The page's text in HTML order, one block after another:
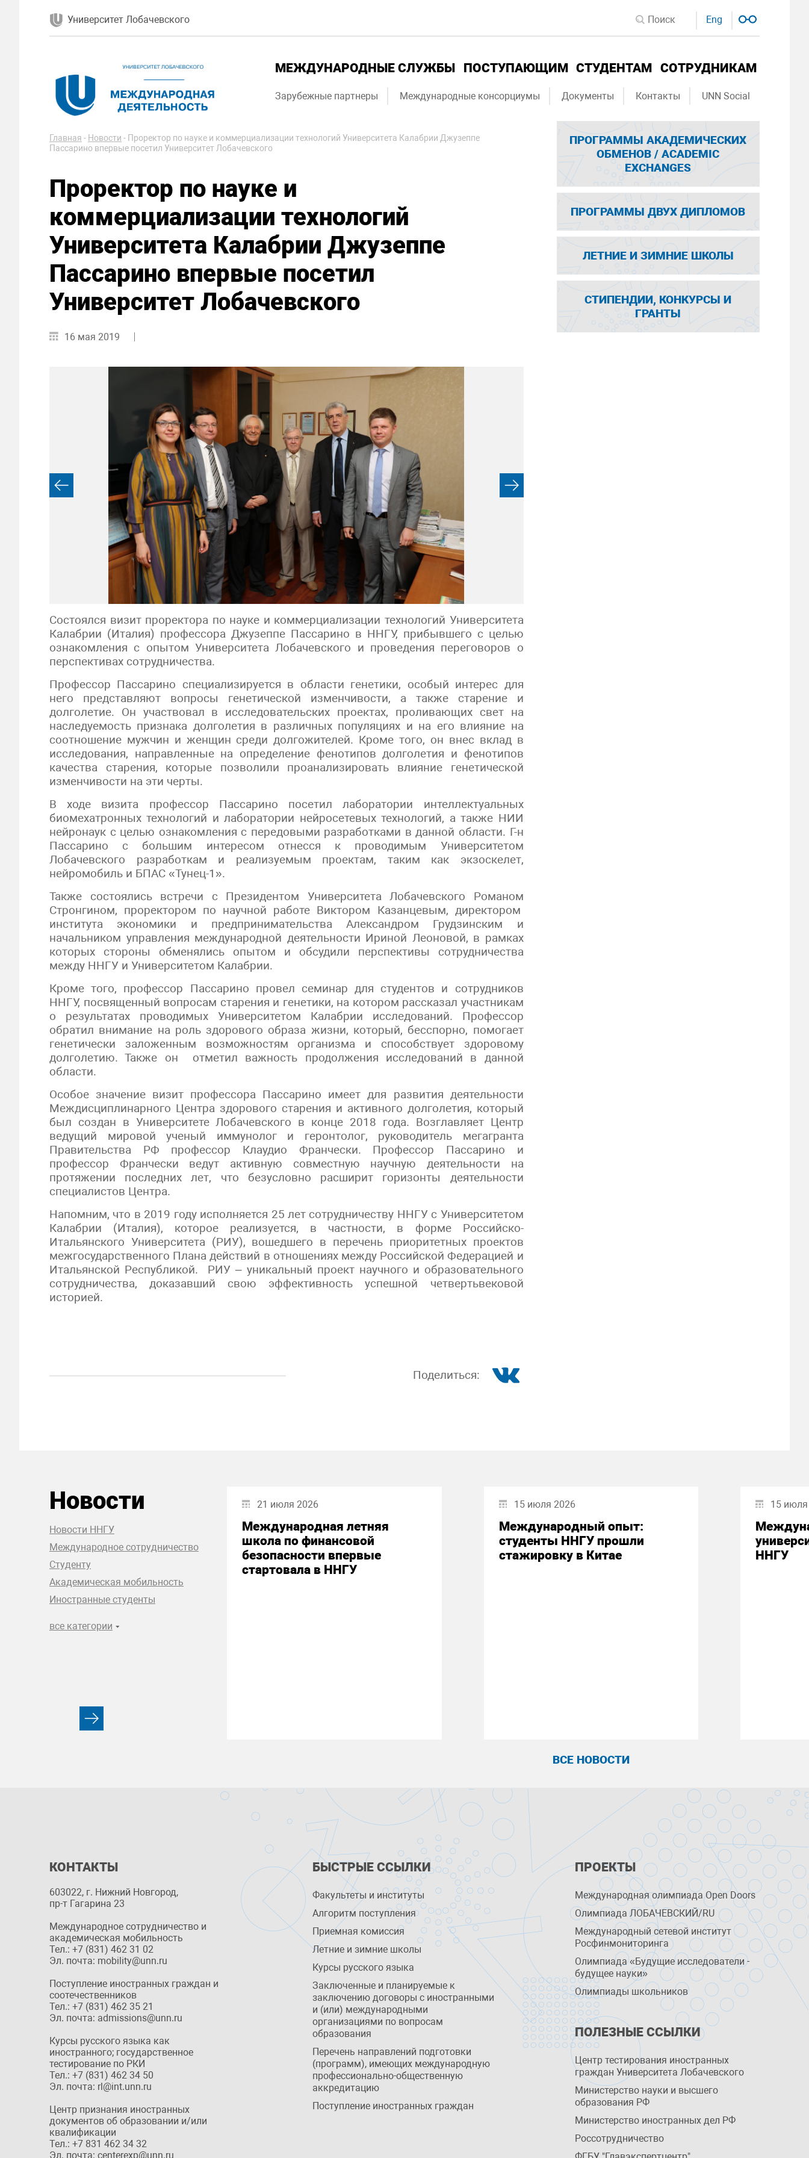
Университет Лобачевского Eng
МЕЖДУНАРОДНЫЕ СЛУЖБЫ ПОСТУПАЮЩИМ СТУДЕНТАМ СОТРУДНИКАМ
Зарубежные партнеры Международные консорциумы Документы Контакты UNN Social
Главная - Новости - Проректор по науке и коммерциализации технологий Университета Калабрии Джузеппе
Пассарино впервые посетил Университет Лобачевского
Проректор по науке и
коммерциализации технологий
Университета Калабрии Джузеппе
Пассарино впервые посетил
Университет Лобачевского
16 мая 2019
Состоялся визит проректора по науке и коммерциализации технологий Университета
Калабрии (Италия) профессора Джузеппе Пассарино в ННГУ, прибывшего с целью
ознакомления с опытом Университета Лобачевского и проведения переговоров о
перспективах сотрудничества.
Профессор Пассарино специализируется в области генетики, особый интерес для
него представляют вопросы генетической изменчивости, а также старение и
долголетие. Он участвовал в исследовательских проектах, проливающих свет на
наследуемость признака долголетия в различных популяциях и на его влияние на
соотношение мужчин и женщин среди долгожителей. Кроме того, он внес вклад в
исследования, направленные на определение фенотипов долголетия и фенотипов
качества старения, которые позволили проанализировать влияние генетической
изменчивости на эти черты.
В ходе визита профессор Пассарино посетил лаборатории интеллектуальных
биомехатронных технологий и лаборатории нейросетевых технологий, а также НИИ
нейронаук с целью ознакомления с передовыми разработками в данной области. Г-н
Пассарино с большим интересом отнесся к проводимым Университетом
Лобачевского разработкам и реализуемым проектам, таким как экзоскелет,
нейромобиль и БПАС «Тунец-1».
Также состоялись встречи с Президентом Университета Лобачевского Романом
Стронгином, проректором по научной работе Виктором Казанцевым, директором
института экономики и предпринимательства Александром Грудзинским и
начальником управления международной деятельности Ириной Леоновой, в рамках
которых стороны обменялись опытом и обсудили перспективы сотрудничества
между ННГУ и Университетом Калабрии.
Кроме того, профессор Пассарино провел семинар для студентов и сотрудников
ННГУ, посвященный вопросам старения и генетики, на котором рассказал участникам
о результатах проводимых Университетом Калабрии исследований. Профессор
обратил внимание на роль здорового образа жизни, который, бесспорно, помогает
генетически заложенным возможностям организма и способствует здоровому
долголетию. Также он отметил важность продолжения исследований в данной
области.
Особое значение визит профессора Пассарино имеет для развития деятельности
Междисциплинарного Центра здорового старения и активного долголетия, который
был создан в Университете Лобачевского в конце 2018 года. Возглавляет Центр
ведущий мировой ученый иммунолог и геронтолог, руководитель мегагранта
Правительства РФ профессор Клаудио Франчески. Профессор Пассарино и
профессор Франчески ведут активную совместную научную деятельности на
протяжении последних лет, что безусловно расширит горизонты деятельности
специалистов Центра.
Напомним, что в 2019 году исполняется 25 лет сотрудничеству ННГУ с Университетом
Калабрии (Италия), которое реализуется, в частности, в форме Российско-
Итальянского Университета (РИУ), вошедшего в перечень приоритетных проектов
межгосударственного Плана действий в отношениях между Российской Федерацией и
Итальянской Республикой. РИУ – уникальный проект научного и образовательного
сотрудничества, доказавший свою эффективность успешной четвертьвековой
историей.
Поделиться:
ПРОГРАММЫ АКАДЕМИЧЕСКИХ
ОБМЕНОВ / ACADEMIC
EXCHANGES
ПРОГРАММЫ ДВУХ ДИПЛОМОВ
ЛЕТНИЕ И ЗИМНИЕ ШКОЛЫ
СТИПЕНДИИ, КОНКУРСЫ И
ГРАНТЫ
Новости
Новости ННГУ
Международное сотрудничество
Студенту
Академическая мобильность
Иностранные студенты
все категории
21 июля 2026
Международная летняя
школа по финансовой
безопасности впервые
стартовала в ННГУ
15 июля 2026
Международный опыт:
студенты ННГУ прошли
стажировку в Китае
15
ННГУ
ВСЕ НОВОСТИ
КОНТАКТЫ
603022, г. Нижний Новгород,
пр-т Гагарина 23
Международное сотрудничество и
академическая мобильность
Тел.: +7 (831) 462 31 02
Эл. почта: mobility@unn.ru
Поступление иностранных граждан и
соотечественников
Тел.: +7 (831) 462 35 21
Эл. почта: admissions@unn.ru
Курсы русского языка как
иностранного; государственное
тестирование по РКИ
Тел.: +7 (831) 462 34 50
Эл. почта: rl@int.unn.ru
Центр признания иностранных
документов об образовании и/или
квалификации
Тел.: +7 831 462 34 32
Эл. почта: centerexp@unn.ru
БЫСТРЫЕ ССЫЛКИ
Факультеты и институты
Алгоритм поступления
Приемная комиссия
Летние и зимние школы
Курсы русского языка
Заключенные и планируемые к
заключению договоры с иностранными
и (или) международными
организациями по вопросам
образования
Перечень направлений подготовки
(программ), имеющих международную
профессионально-общественную
аккредитацию
Поступление иностранных граждан
ПРОЕКТЫ
Международная олимпиада Open Doors
Олимпиада ЛОБАЧЕВСКИЙ/RU
Международный сетевой институт
Росфинмониторинга
Олимпиада «Будущие исследователи -
будущее науки»
Олимпиады школьников
ПОЛЕЗНЫЕ ССЫЛКИ
Центр тестирования иностранных
граждан Университета Лобачевского
Министерство науки и высшего
образования РФ
Министерство иностранных дел РФ
Россотрудничество